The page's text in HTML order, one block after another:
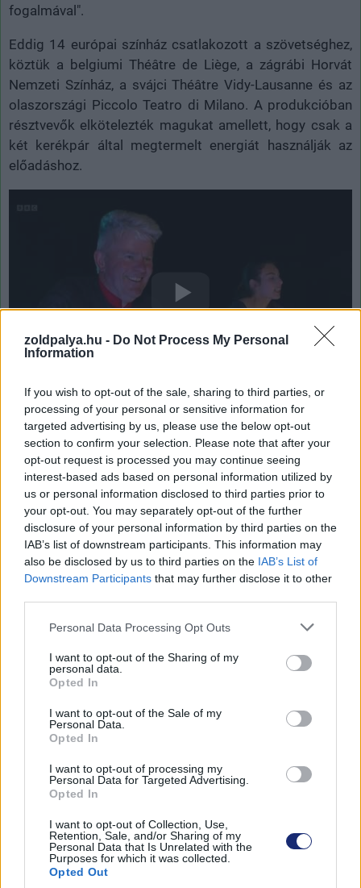
zoldpalya.hu - Do Not Process My Personal
Information
If you wish to opt-out of the sale, sharing to third parties, or
processing of your personal or sensitive information for
targeted advertising by us, please use the below opt-out
section to confirm your selection. Please note that after your
opt-out request is processed you may continue seeing
interest-based ads based on personal information utilized by
us or personal information disclosed to third parties prior to
your opt-out. You may separately opt-out of the further
disclosure of your personal information by third parties on the
IAB’s list of downstream participants. This information may
also be disclosed by us to third parties on the IAB’s List of
Downstream Participants that may further disclose it to other
Please note that this website/app uses one or more Google
not limited to your visit or usage behaviour. You may click to
grant or deny consent to Google and its third-party tags to
use your data for below specified purposes in below Google
consent section.
Personal Data Processing Opt Outs
I want to opt-out of the Sharing of my
personal data.
Opted In
I want to opt-out of the Sale of my
Personal Data.
Opted In
I want to opt-out of processing my
Personal Data for Targeted Advertising.
Opted In
I want to opt-out of Collection, Use,
Retention, Sale, and/or Sharing of my
Personal Data that Is Unrelated with the
Purposes for which it was collected.
Opted Out
fogalmával".
Eddig 14 európai színház csatlakozott a szövetséghez,
köztük a belgiumi Théâtre de Liège, a zágrábi Horvát
Nemzeti Színház, a svájci Théâtre Vidy-Lausanne és az
olaszországi Piccolo Teatro di Milano. A produkcióban
résztvevők elkötelezték magukat amellett, hogy csak a
két kerékpár által megtermelt energiát használják az
előadáshoz.
Ehhez két színésznek vagy segítőnek folyamatosan
tekernie kell a pedálokat az előadás teljes ideje alatt. A
Tukas EV eszközei 150 wattot képesek megtermelni
óránként, amiből a produkció egésze gazdálkodik,
beleértve a nézőtéri világítást is. A rendszer egyébként
az azonnal fel nem használt energiát egy 2 kWh
kapacitású akkumulátorban képes tárolni a
felhasználásig.
készül. Testreszabható és hordozható, otthoni és irodai
munkavégzéshez opcionális íróasztali csatlakozóval is
rendelkezik. Egyelőre nem lesz tömegtermék 3000
#tukas ev #stages